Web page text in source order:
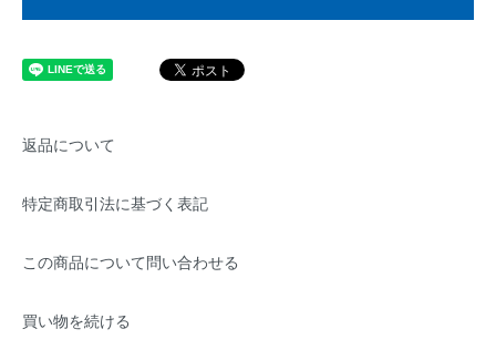
返品について
特定商取引法に基づく表記
この商品について問い合わせる
買い物を続ける